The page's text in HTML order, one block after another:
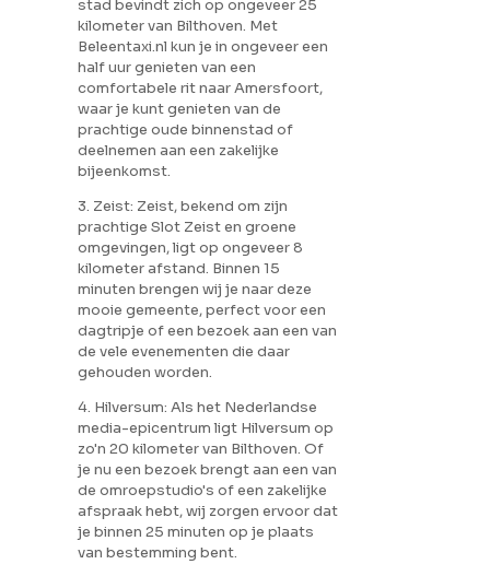
stad bevindt zich op ongeveer 25
kilometer van Bilthoven. Met
Beleentaxi.nl kun je in ongeveer een
half uur genieten van een
comfortabele rit naar Amersfoort,
waar je kunt genieten van de
prachtige oude binnenstad of
deelnemen aan een zakelijke
bijeenkomst.
3. Zeist: Zeist, bekend om zijn
prachtige Slot Zeist en groene
omgevingen, ligt op ongeveer 8
kilometer afstand. Binnen 15
minuten brengen wij je naar deze
mooie gemeente, perfect voor een
dagtripje of een bezoek aan een van
de vele evenementen die daar
gehouden worden.
4. Hilversum: Als het Nederlandse
media-epicentrum ligt Hilversum op
zo'n 20 kilometer van Bilthoven. Of
je nu een bezoek brengt aan een van
de omroepstudio's of een zakelijke
afspraak hebt, wij zorgen ervoor dat
je binnen 25 minuten op je plaats
van bestemming bent.